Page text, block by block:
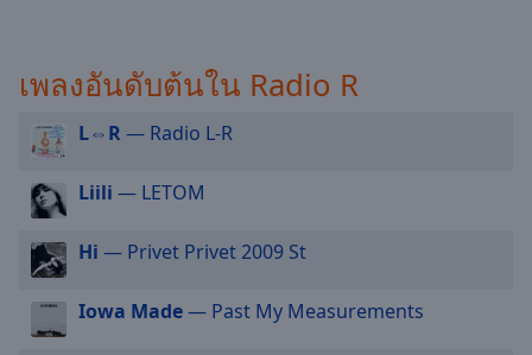
in-
Fullscreen
This
modal
window.
Beginning
เพลงอันดับต้นใน Radio R
L⇔R— Radio L-R
Liili — LETOM
Hi — Privet Privet 2009 St
Iowa Made— Past My Measurements